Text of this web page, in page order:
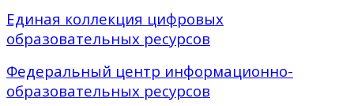
Единая коллекция цифровых
образовательных ресурсов
Федеральный центр информационно-
образовательных ресурсов